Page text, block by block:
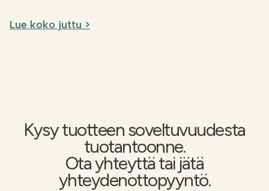
Lue koko juttu >
Kysy tuotteen soveltuvuudesta
tuotantoonne.
Ota yhteyttä tai jätä
yhteydenottopyyntö.